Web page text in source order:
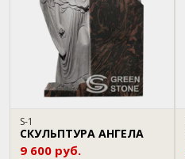
S-1
СКУЛЬПТУРА АНГЕЛА
9 600 руб.